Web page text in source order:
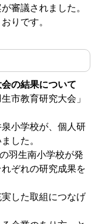
議されました。
りです。
の結果について
教育研究大会」
小学校が、個人研
した。
羽生南小学校が発
ぞれの研究成果を
した取組につなげ